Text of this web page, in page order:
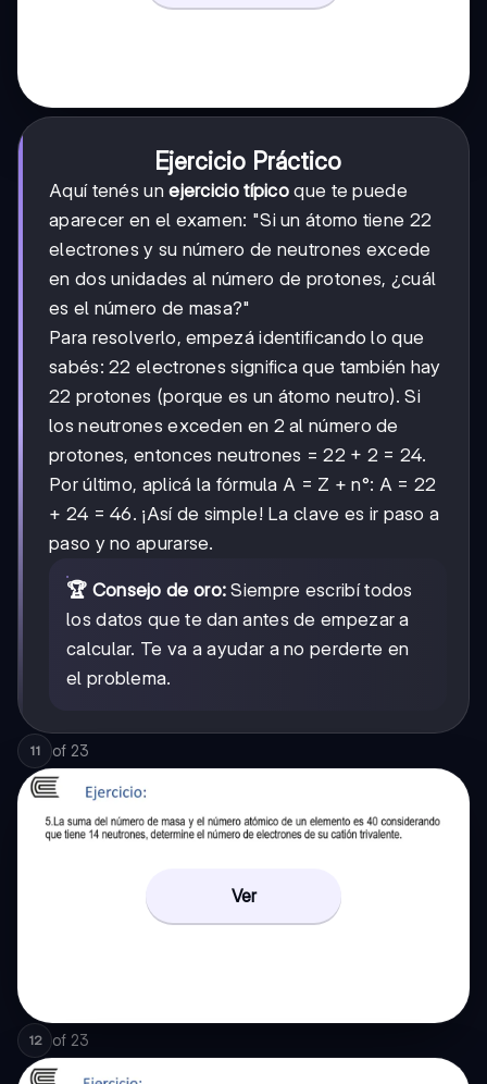
Ejercicio Práctico
Aquí tenés unejercicio típico que te puede
aparecer en el examen: "Si un átomo tiene 22
electrones y su número de neutrones excede
en dos unidades al número de protones, ¿cuál
es el número de masa?"
Para resolverlo, empezá identificando lo que
sabés: 22 electrones significa que también hay
22 protones (porque es un átomo neutro). Si
los neutrones exceden en 2 al número de
protones, entonces neutrones = 22 + 2 = 24.
Por último, aplicá la fórmula A = Z + n°: A = 22
+ 24 = 46. ¡Así de simple! La clave es ir paso a
paso y no apurarse.
🏆 Consejo de oro: Siempre escribí todos
los datos que te dan antes de empezar a
calcular. Te va a ayudar a no perderte en
el problema.
11 of 23
Ver
12 of 23